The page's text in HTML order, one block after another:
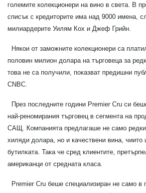
големите колекционери на вино в света. В
списък с кредиторите има над 9000 имена,
милиардерите Уилям Кох и Джеф Грийн.
Някои от заможните колекционери са
половин милион долара на търговеца за
това не са получили, показват предишни
CNBC.
През последните години Premier Cru си
най-реномирания търговец в сегмента на
САЩ. Компанията предлагаше не само редки
хиляди долара, но и качествени вина, чиито
бутилката. Така че сред клиентите,
американци от средната класа.
Premier Cru беше специализиран не само в